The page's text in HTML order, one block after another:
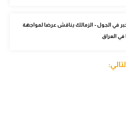
في الجول - الزمالك يناقش عرضا لمواجهة
في العراق